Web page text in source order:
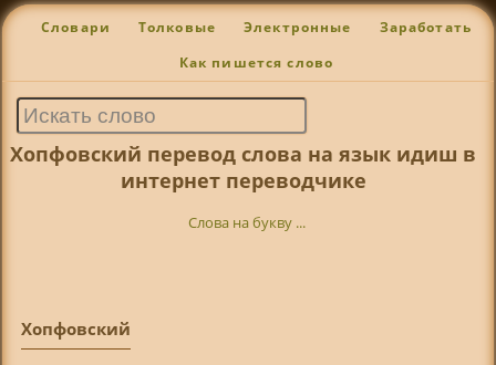
Словари Толковые Электронные Заработать
Как пишется слово
Хопфовский перевод слова на язык идиш в
интернет переводчике
Слова на букву ...
Хопфовский